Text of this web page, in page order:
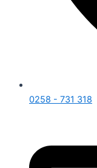
0258 - 731 318